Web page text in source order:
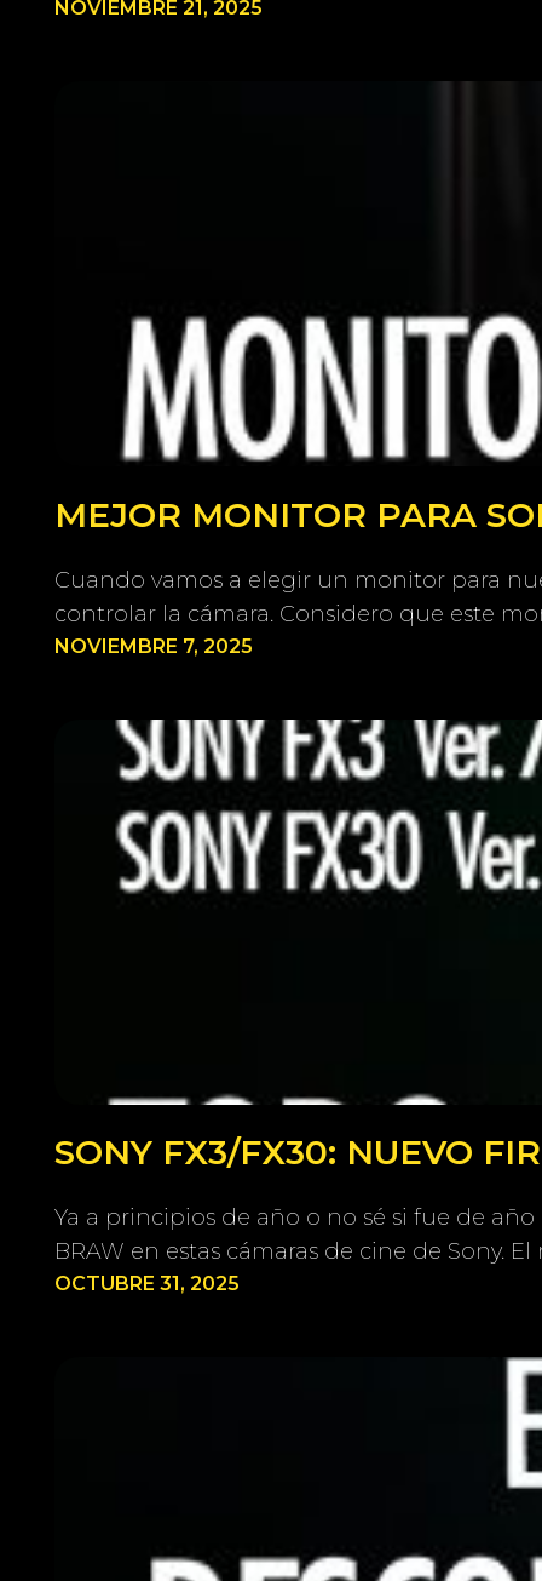
NOVIEMBRE 21, 2025
MEJOR MONITOR PARA
Cuando vamos a elegir un monitor para
controlar la cámara. Considero que este
NOVIEMBRE 7, 2025
SONY FX3/FX30: NUEVO
Ya a principios de año o no sé si fue de
BRAW en estas cámaras de cine de Sony.
OCTUBRE 31, 2025